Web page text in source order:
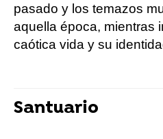
pasado y los temazos
aquella época, mientras
caótica vida y su
Santuario